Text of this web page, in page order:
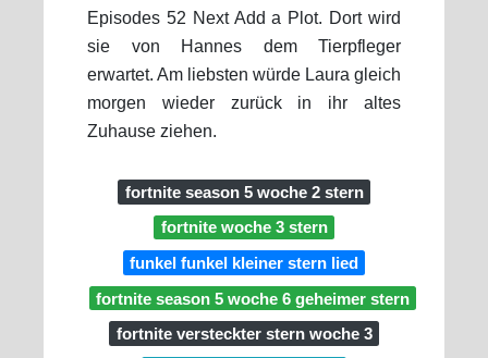
Episodes 52 Next Add a Plot. Dort wird
sie von Hannes dem Tierpfleger
erwartet. Am liebsten würde Laura gleich
morgen wieder zurück in ihr altes
Zuhause ziehen.
fortnite season 5 woche 2 stern
fortnite woche 3 stern
funkel funkel kleiner stern lied
fortnite season 5 woche 6 geheimer stern
fortnite versteckter stern woche 3